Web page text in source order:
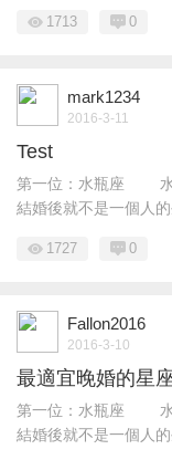
1713 0
mark1234
2016-3-11
Test
第一位：水瓶座 水
結婚後就不是一個人的
1727 0
Fallon2016
2016-3-10
最適宜晚婚的星
第一位：水瓶座 水
結婚後就不是一個人的